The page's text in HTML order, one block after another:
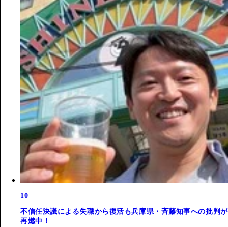
10
不信任決議による失職から復活も兵庫県・斉藤知事への批判が
再燃中！